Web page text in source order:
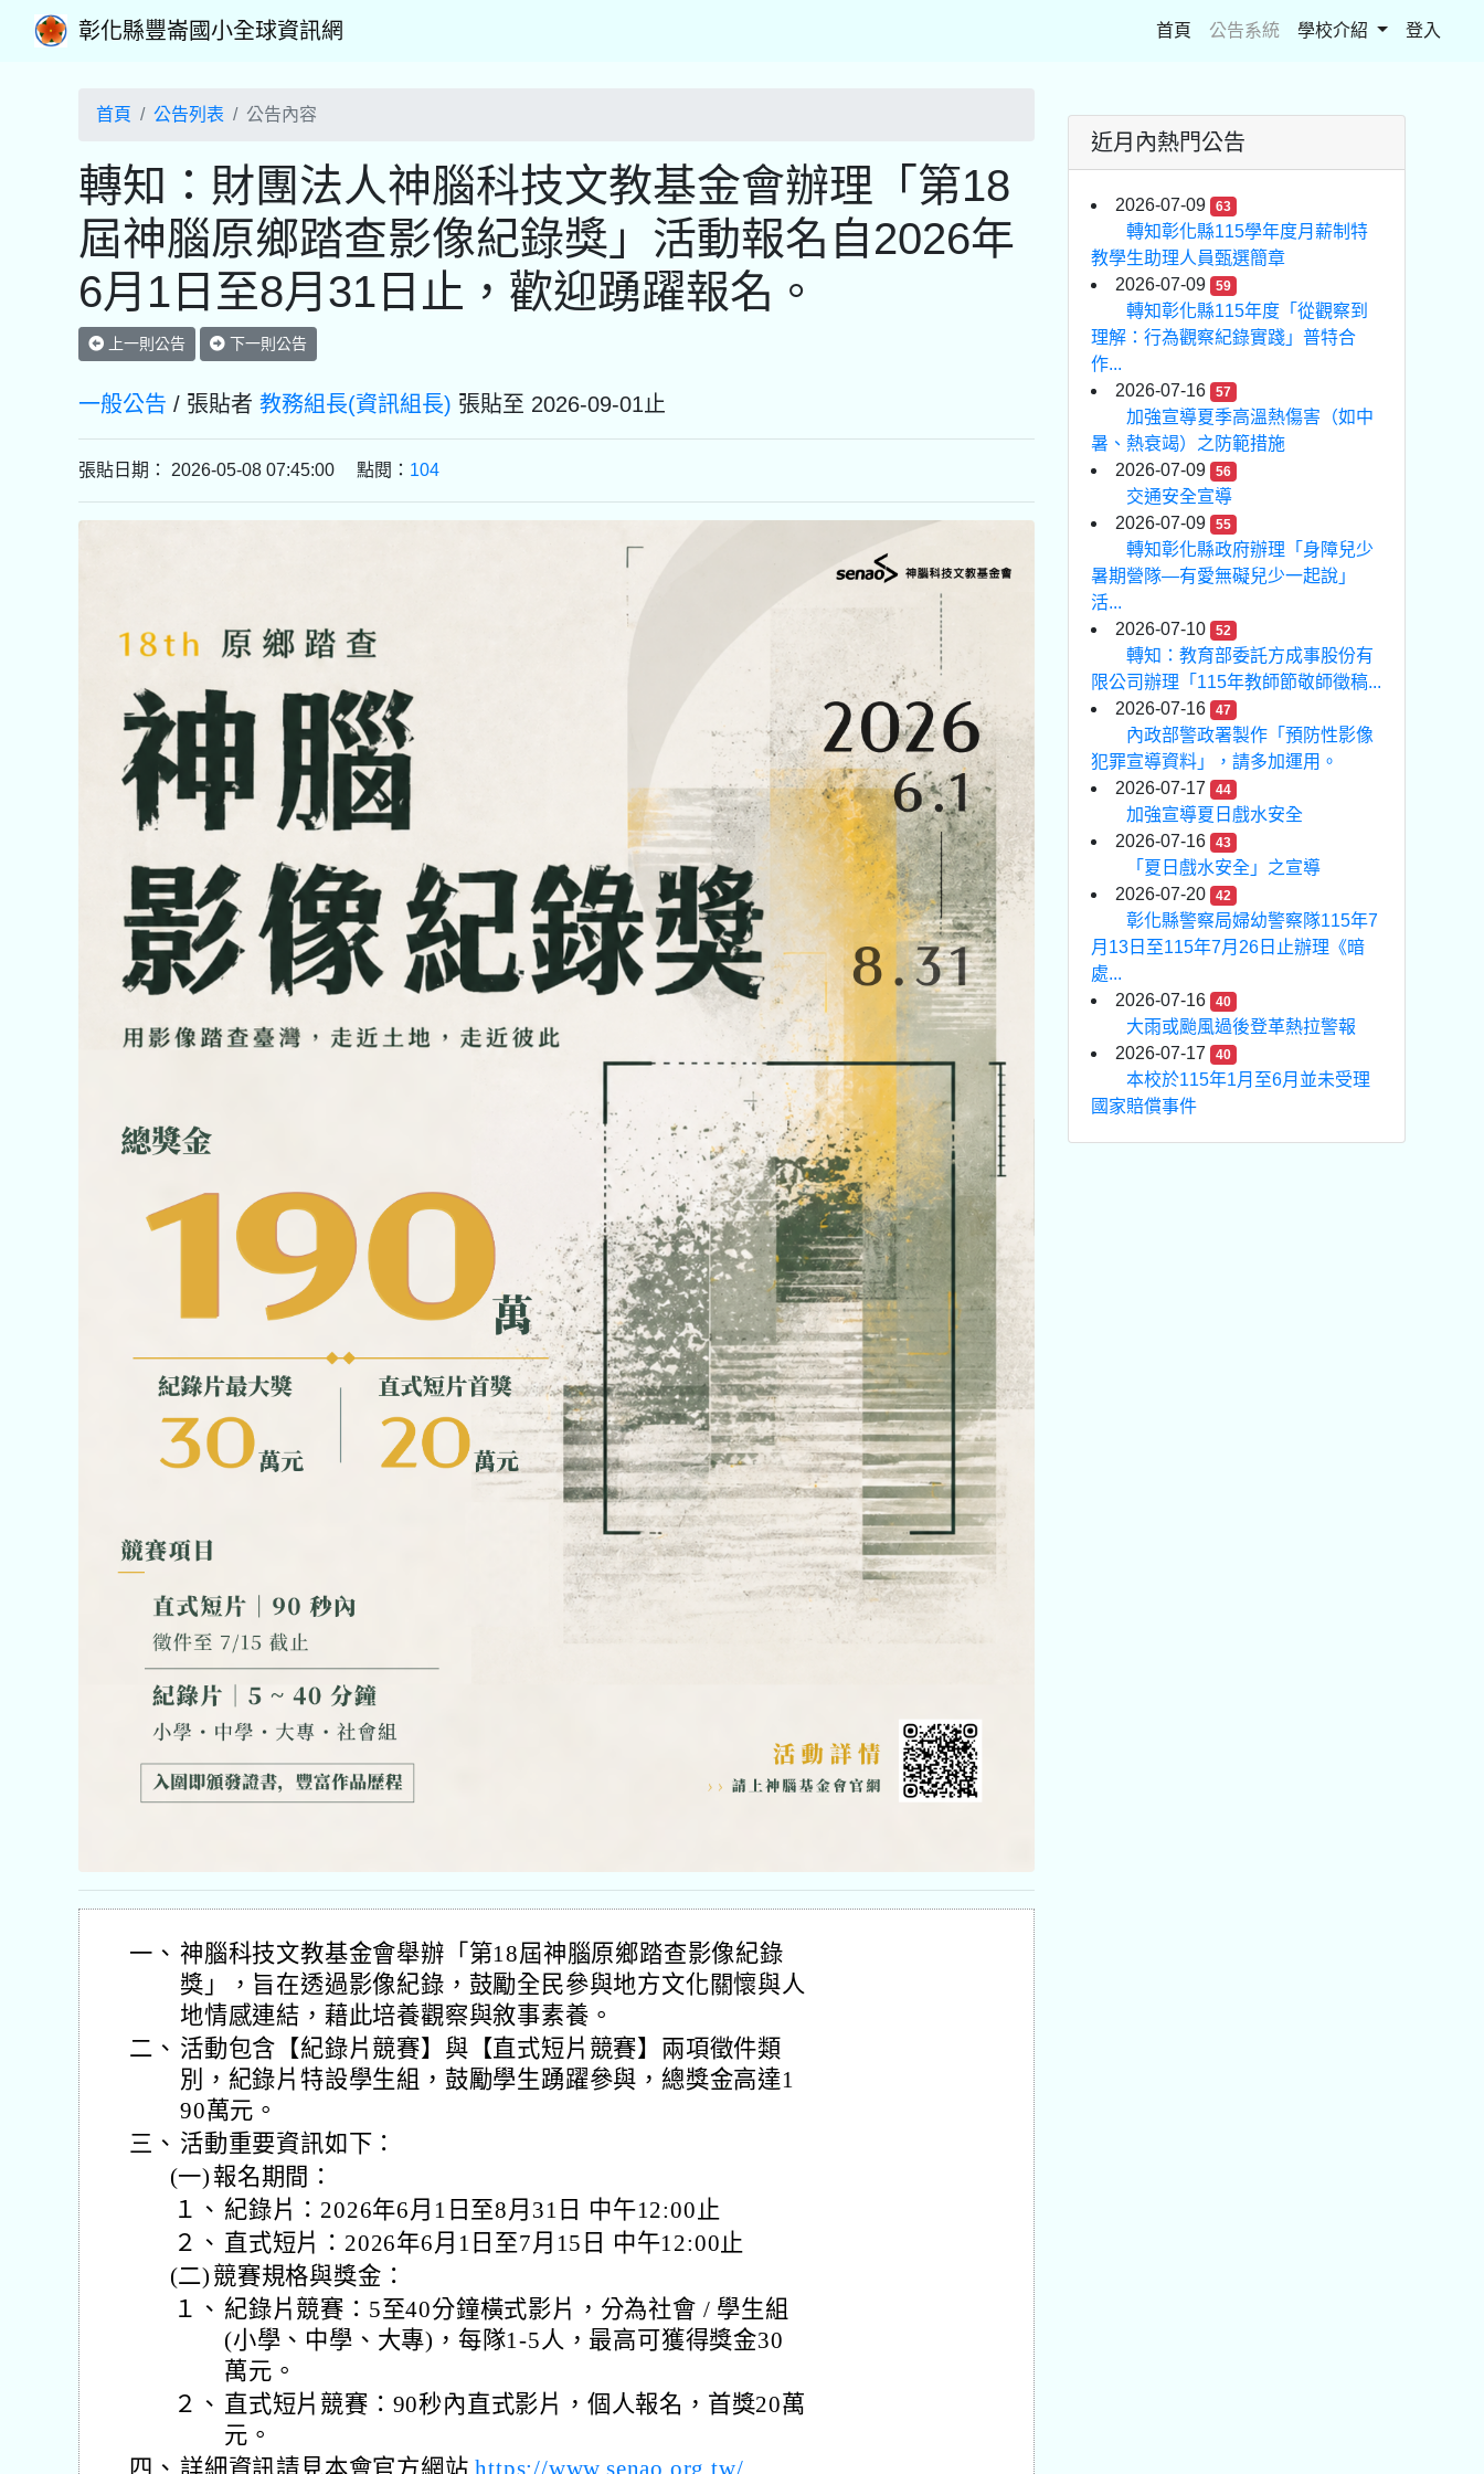
彰化縣豐崙國小全球資訊網 首頁 (current)
公告系統 學校介紹 登入
首頁 公告列表 公告內容
轉知：財團法人神腦科技文教基金會辦理「第18
屆神腦原鄉踏查影像紀錄獎」活動報名自2026年
6月1日至8月31日止，歡迎踴躍報名。
上一則公告 下一則公告
一般公告 / 張貼者 教務組長(資訊組長) 張貼至 2026-09-01止
張貼日期： 2026-05-08 07:45:00 點閱： 104
一、 神腦科技文教基金會舉辦「第18屆神腦原鄉踏查影像紀錄
獎」，旨在透過影像紀錄，鼓勵全民參與地方文化關懷與人
地情感連結，藉此培養觀察與敘事素養。
二、 活動包含【紀錄片競賽】與【直式短片競賽】兩項徵件類
別，紀錄片特設學生組，鼓勵學生踴躍參與，總獎金高達1
90萬元。
三、 活動重要資訊如下：
(一) 報名期間：
１、 紀錄片：2026年6月1日至8月31日 中午12:00止
２、 直式短片：2026年6月1日至7月15日 中午12:00止
(二) 競賽規格與獎金：
１、 紀錄片競賽：5至40分鐘橫式影片，分為社會 / 學生組
(小學、中學、大專)，每隊1-5人，最高可獲得獎金30
萬元。
２、 直式短片競賽：90秒內直式影片，個人報名，首獎20萬
元。
近月內熱門公告
2026-07-09 63
轉知彰化縣115學年度月薪制特
教學生助理人員甄選簡章
2026-07-09
59
轉知彰化縣115年度「從觀察到
理解：行為觀察紀錄實踐」普特合
作...
2026-07-16
57
加強宣導夏季高溫熱傷害（如中
暑、熱衰竭）之防範措施
2026-07-09
56
交通安全宣導
2026-07-09
55
轉知彰化縣政府辦理「身障兒少
暑期營隊—有愛無礙兒少一起說」
活...
2026-07-10
52
轉知：教育部委託方成事股份有
限公司辦理「115年教師節敬師徵稿...
2026-07-16
47
內政部警政署製作「預防性影像
犯罪宣導資料」，請多加運用。
2026-07-17
44
加強宣導夏日戲水安全
2026-07-16
43
「夏日戲水安全」之宣導
2026-07-20
42
彰化縣警察局婦幼警察隊115年7
月13日至115年7月26日止辦理《暗
處...
2026-07-16
40
大雨或颱風過後登革熱拉警報
2026-07-17
40
本校於115年1月至6月並未受理
國家賠償事件